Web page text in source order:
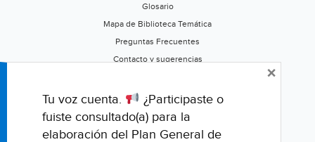
Glosario
Mapa de Biblioteca Temática
Preguntas Frecuentes
Contacto y sugerencias
Califica este portal
Tu voz cuenta.
¿Participaste o
fuiste consultado(a) para la
elaboración del Plan General de
×